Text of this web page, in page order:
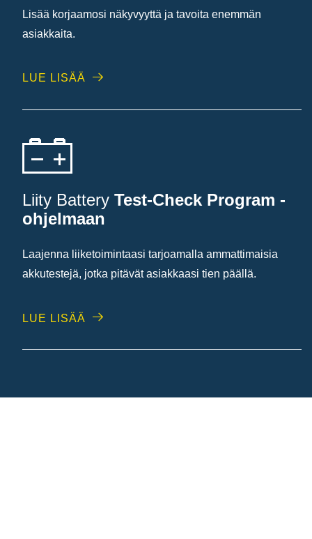
Lisää korjaamosi näkyvyyttä ja tavoita enemmän
asiakkaita.
LUE LISÄÄ
Liity Battery Test-Check Program -
ohjelmaan
Laajenna liiketoimintaasi tarjoamalla ammattimaisia
akkutestejä, jotka pitävät asiakkaasi tien päällä.
LUE LISÄÄ